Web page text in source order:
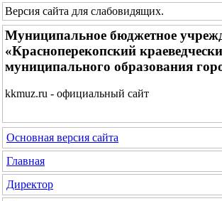
Версия сайта для слабовидящих.
Муниципальное бюджетное
«Красноперекопский
муниципального образования
kkmuz.ru - официальный сайт
Основная версия сайта
Главная
Директор